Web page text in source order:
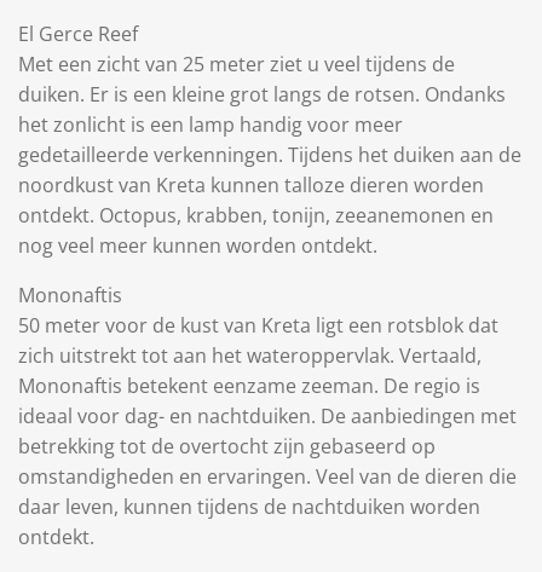
El Gerce Reef
Met een zicht van 25 meter ziet u veel tijdens de
duiken. Er is een kleine grot langs de rotsen. Ondanks
het zonlicht is een lamp handig voor meer
gedetailleerde verkenningen. Tijdens het duiken aan de
noordkust van Kreta kunnen talloze dieren worden
ontdekt. Octopus, krabben, tonijn, zeeanemonen en
nog veel meer kunnen worden ontdekt.
Mononaftis
50 meter voor de kust van Kreta ligt een rotsblok dat
zich uitstrekt tot aan het wateroppervlak. Vertaald,
Mononaftis betekent eenzame zeeman. De regio is
ideaal voor dag- en nachtduiken. De aanbiedingen met
betrekking tot de overtocht zijn gebaseerd op
omstandigheden en ervaringen. Veel van de dieren die
daar leven, kunnen tijdens de nachtduiken worden
ontdekt.